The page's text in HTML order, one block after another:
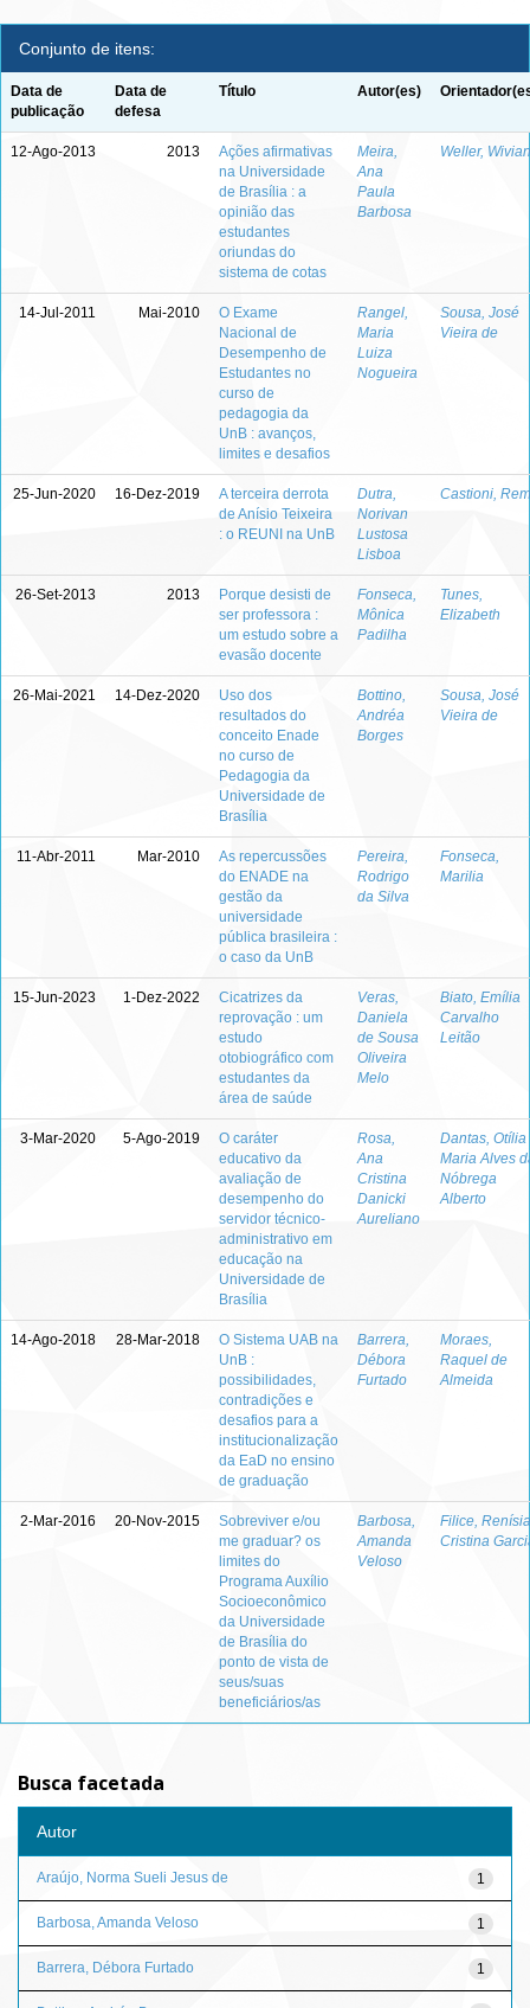
Conjunto de itens:
Data de
publicação
Data de
defesa
Título Autor(es)
12-Ago-2013 2013
Ações afirmativas
na Universidade
de Brasília : a
opinião das
estudantes
oriundas do
sistema de cotas
Meira,
Ana
Paula
Barbosa
Weller, Wivian
14-Jul-2011 Mai-2010
O Exame
Nacional de
Desempenho de
Estudantes no
curso de
pedagogia da
UnB : avanços,
limites e desafios
Rangel,
Maria
Luiza
Nogueira
Sousa, José
Vieira de
25-Jun-2020 16-Dez-2019
A terceira derrota
de Anísio Teixeira
: o REUNI na UnB
Dutra,
Norivan
Lustosa
Lisboa
Castioni,
26-Set-2013 2013
Porque desisti de
ser professora :
um estudo sobre a
evasão docente
Fonseca,
Mônica
Padilha
Tunes,
Elizabeth
26-Mai-2021 14-Dez-2020
Uso dos
resultados do
conceito Enade
no curso de
Pedagogia da
Universidade de
Brasília
Bottino,
Andréa
Borges
Sousa, José
Vieira de
11-Abr-2011 Mar-2010
As repercussões
do ENADE na
gestão da
universidade
pública brasileira :
o caso da UnB
Pereira,
Rodrigo
da Silva
Fonseca,
Marilia
15-Jun-2023 1-Dez-2022
Cicatrizes da
reprovação : um
estudo
otobiográfico com
estudantes da
área de saúde
Veras,
Daniela
de Sousa
Oliveira
Melo
Biato, Emília
Carvalho
Leitão
3-Mar-2020 5-Ago-2019
O caráter
educativo da
avaliação de
desempenho do
servidor técnico-
administrativo em
educação na
Universidade de
Brasília
Rosa,
Ana
Cristina
Danicki
Aureliano
Dantas, Otília
Maria Alves
Nóbrega
Alberto
14-Ago-2018 28-Mar-2018
O Sistema UAB na
UnB :
possibilidades,
contradições e
desafios para a
institucionalização
da EaD no ensino
de graduação
Barrera,
Débora
Furtado
Moraes,
Raquel de
Almeida
2-Mar-2016 20-Nov-2015
Sobreviver e/ou
me graduar? os
limites do
Programa Auxílio
Socioeconômico
da Universidade
de Brasília do
ponto de vista de
seus/suas
beneficiários/as
Barbosa,
Amanda
Veloso
Filice, Renísia
Cristina
Busca facetada
Autor
1
Araújo, Norma Sueli Jesus de
1
Barbosa, Amanda Veloso
1
Barrera, Débora Furtado